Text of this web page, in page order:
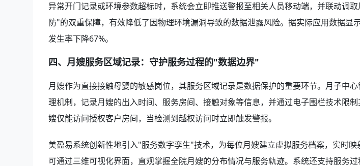
异常开门记录或环境参数超标时，系统会立即推送警报至相关人员移动端，并联动调
防"的双重保障，有效降低了因物理环境漏洞导致的数据泄露风险。据实际应用数据显
发生率下降67%。
四、月嫂服务区域记录：守护服务过程的"数据边界"
月嫂作为直接接触母婴的敏感岗位，其服务区域记录是数据保护的重要环节。月子中
理机制，记录月嫂的出入时间、服务房间、接触对象等信息，并通过电子围栏技术限
嫂仅能访问授权客户房间，当检测到越权访问时立即触发警报。
美盈易系统创新性地引入"服务数字孪生"技术，为每位月嫂建立虚拟服务档案，实时
可通过三维可视化界面，直观掌握全院月嫂的分布情况与服务轨迹。系统还支持服务